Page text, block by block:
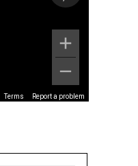
Terms Report a problem